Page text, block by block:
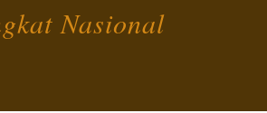
Nasional